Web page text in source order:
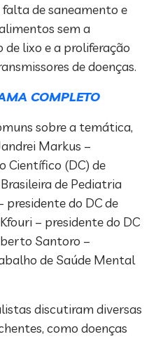
de saneamento e
sem a
de lixo e a proliferação
de doenças.
COMPLETO
sobre a temática,
Markus –
Científico (DC) de
de Pediatria
presidente do DC de
– presidente do DC
Santoro –
de Saúde Mental
discutiram diversas
como doenças